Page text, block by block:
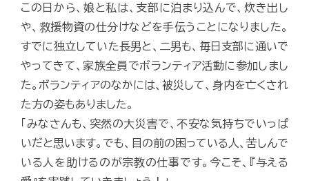
この日から、娘と私は、支部に泊まり込んで、炊き出し
や、救援物資の仕分けなどを手伝うことになりました。
すでに独立していた長男と、二男も、毎日支部に通いで
やってきて、家族全員でボランティア活動に参加しまし
た。ボランティアのなかには、被災して、身内を亡くされ
た方の姿もありました。
「みなさんも、突然の大災害で、不安な気持ちでいっぱ
いだと思います。でも、目の前の困っている人、苦しんで
いる人を助けるのが宗教の仕事です。今こそ、『与える